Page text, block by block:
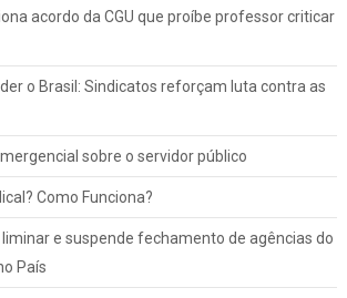
acordo da CGU que proíbe professor criticar
o Brasil: Sindicatos reforçam luta contra as
sobre o servidor público
Como Funciona?
e suspende fechamento de agências do
País